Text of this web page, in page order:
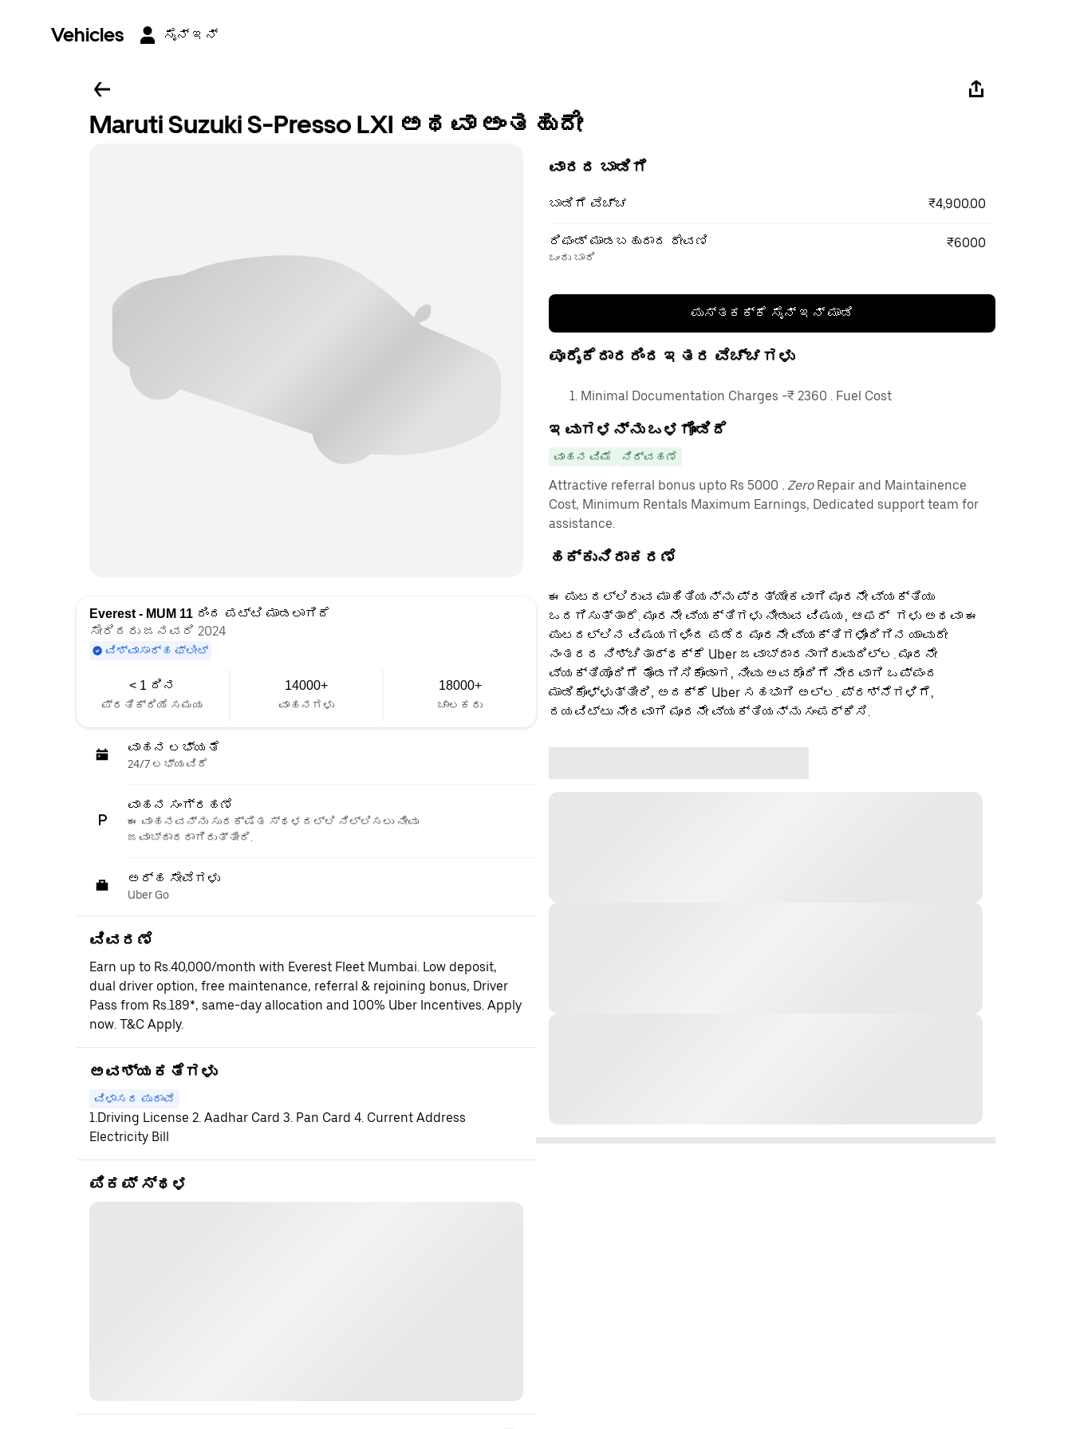
Vehicles ಸೈನ್ ಇನ್
Maruti Suzuki S-Presso LXI ಅಥವಾ ಅಂತಹುದೇ
Everest - MUM 11 ರಿಂದ ಪಟ್ಟಿ ಮಾಡಲಾಗಿದೆ
ಸೇರಿದರು ಜನವರಿ 2024
ವಿಶ್ವಾಸಾರ್ಹ ಫ್ಲೀಟ್
< 1 ದಿನ
ಪ್ರತಿಕ್ರಿಯೆ ಸಮಯ
14000+
ವಾಹನಗಳು
18000+
ಚಾಲಕರು
ವಾಹನ ಲಭ್ಯತೆ
24/7 ಲಭ್ಯವಿದೆ
ವಾಹನ ಸಂಗ್ರಹಣೆ
ಈ ವಾಹನವನ್ನು ಸುರಕ್ಷಿತ ಸ್ಥಳದಲ್ಲಿ ನಿಲ್ಲಿಸಲು ನೀವು
ಜವಾಬ್ದಾರರಾಗಿರುತ್ತೀರಿ.
ಅರ್ಹ ಸೇವೆಗಳು
Uber Go
ವಿವರಣೆ
Earn up to Rs.40,000/month with Everest Fleet Mumbai. Low deposit,
dual driver option, free maintenance, referral & rejoining bonus, Driver
Pass from Rs.189*, same-day allocation and 100% Uber Incentives. Apply
now. T&C Apply.
ಅವಶ್ಯಕತೆಗಳು
ವಿಳಾಸದ ಪುರಾವೆ
1.Driving License 2. Aadhar Card 3. Pan Card 4. Current Address
Electricity Bill
ಪಿಕಪ್ ಸ್ಥಳ
ವಾರದ ಬಾಡಿಗೆ
ಬಾಡಿಗೆ ವೆಚ್ಚ ₹4,900.00
ರಿಫಂಡ್ ಮಾಡಬಹುದಾದ ಠೇವಣಿ
ಒಂದು ಬಾರಿ
₹6000
ಪುಸ್ತಕಕ್ಕೆ ಸೈನ್ ಇನ್ ಮಾಡಿ
ಪೂರೈಕೆದಾರರಿಂದ ಇತರ ವೆಚ್ಚಗಳು
Minimal Documentation Charges -₹ 2360 . Fuel Cost
ಇವುಗಳನ್ನು ಒಳಗೊಂಡಿದೆ
ವಾಹನ ವಿಮೆ ನಿರ್ವಹಣೆ
Attractive referral bonus upto Rs 5000 . ZeroRepair and Maintainence
Cost, Minimum Rentals Maximum Earnings, Dedicated support team for
assistance.
ಹಕ್ಕುನಿರಾಕರಣೆ
ಈ ಪುಟದಲ್ಲಿರುವ ಮಾಹಿತಿಯನ್ನು ಪ್ರತ್ಯೇಕವಾಗಿ ಮೂರನೇ ವ್ಯಕ್ತಿಯು
ಒದಗಿಸುತ್ತಾರೆ. ಮೂರನೇ ವ್ಯಕ್ತಿಗಳು ನೀಡುವ ವಿಷಯ, ಆಫರ್ ‌ ಗಳು ಅಥವಾ ಈ
ಪುಟದಲ್ಲಿನ ವಿಷಯಗಳಿಂದ ಪಡೆದ ಮೂರನೇ ವ್ಯಕ್ತಿಗಳೊಂದಿಗಿನ ಯಾವುದೇ
ನಂತರದ ನಿಶ್ಚಿತಾರ್ಥಕ್ಕೆ Uber ಜವಾಬ್ದಾರನಾಗಿರುವುದಿಲ್ಲ. ಮೂರನೇ
ವ್ಯಕ್ತಿಯೊಂದಿಗೆ ತೊಡಗಿಸಿಕೊಂಡಾಗ, ನೀವು ಅವರೊಂದಿಗೆ ನೇರವಾಗಿ ಒಪ್ಪಂದ
ಮಾಡಿಕೊಳ್ಳುತ್ತೀರಿ, ಅದಕ್ಕೆ Uber ಸಹಭಾಗಿ ಅಲ್ಲ. ಪ್ರಶ್ನೆಗಳಿಗೆ,
ದಯವಿಟ್ಟು ನೇರವಾಗಿ ಮೂರನೇ ವ್ಯಕ್ತಿಯನ್ನು ಸಂಪರ್ಕಿಸಿ.